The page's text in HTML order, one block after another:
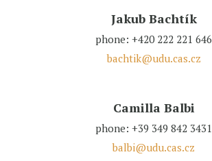
Jakub Bachtík
phone: +420 222 221 646
bachtik@udu.cas.cz
Camilla Balbi
phone: +39 349 842 3431
balbi@udu.cas.cz